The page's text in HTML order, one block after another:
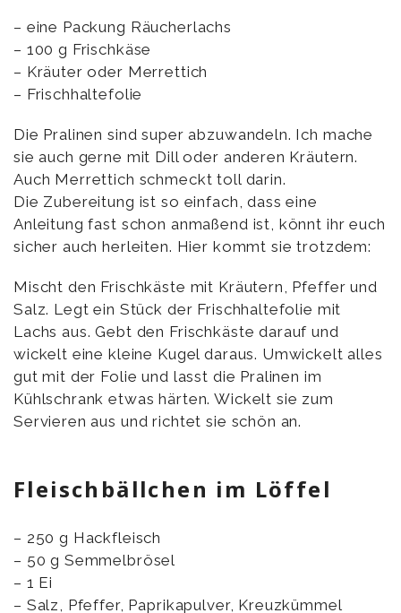
– eine Packung Räucherlachs
– 100 g Frischkäse
– Kräuter oder Merrettich
– Frischhaltefolie
Die Pralinen sind super abzuwandeln. Ich mache
sie auch gerne mit Dill oder anderen Kräutern.
Auch Merrettich schmeckt toll darin.
Die Zubereitung ist so einfach, dass eine
Anleitung fast schon anmaßend ist, könnt ihr euch
sicher auch herleiten. Hier kommt sie trotzdem:
Mischt den Frischkäste mit Kräutern, Pfeffer und
Salz. Legt ein Stück der Frischhaltefolie mit
Lachs aus. Gebt den Frischkäste darauf und
wickelt eine kleine Kugel daraus. Umwickelt alles
gut mit der Folie und lasst die Pralinen im
Kühlschrank etwas härten. Wickelt sie zum
Servieren aus und richtet sie schön an.
Fleischbällchen im Löffel
– 250 g Hackfleisch
– 50 g Semmelbrösel
– 1 Ei
– Salz, Pfeffer, Paprikapulver, Kreuzkümmel